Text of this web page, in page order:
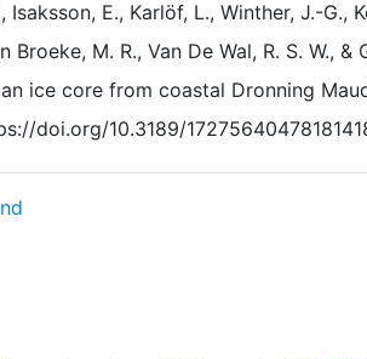
Isaksson, E., Karlöf, L., Winther, J.-G.,
Broeke, M. R., Van De Wal, R. S. W.,
ice core from coastal Dronning
doi.org/10.3189/